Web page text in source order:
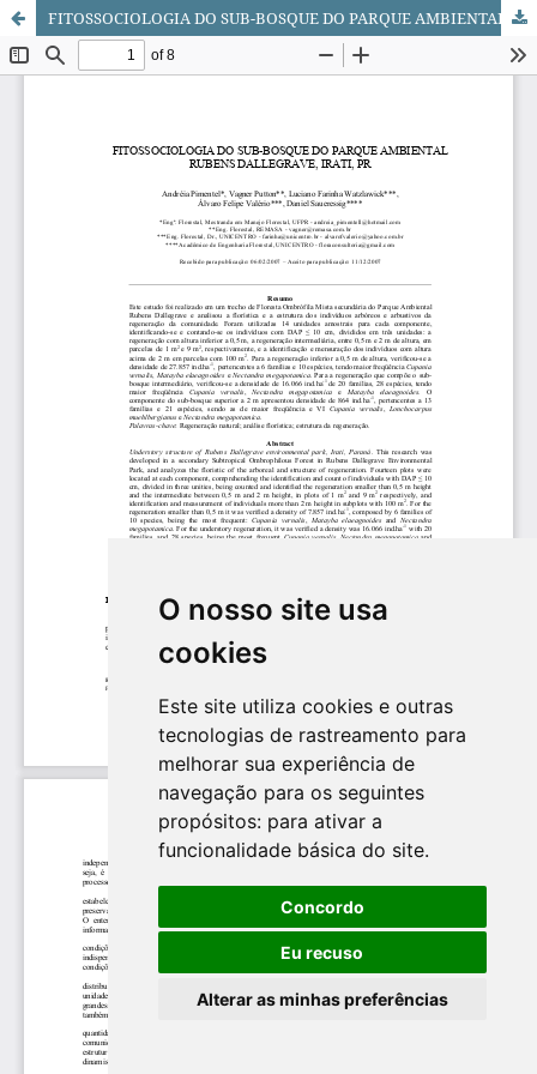
O nosso site usa
cookies
Este site utiliza cookies e outras
tecnologias de rastreamento para
melhorar sua experiência de
navegação para os seguintes
propósitos: para ativar a
funcionalidade básica do site.
Concordo
Eu recuso
Alterar as minhas preferências
FITOSSOCIOLOGIA DO SUB-BOSQUE DO PARQUE AMBIENTAL RUBENS DALLEGRAVE, IRATI, PR